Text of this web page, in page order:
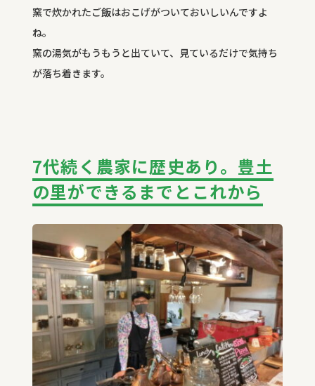
窯で炊かれたご飯はおこげがついておいしいんですよ
ね。
窯の湯気がもうもうと出ていて、見ているだけで気持ち
が落ち着きます。
7代続く農家に歴史あり。豊土
の里ができるまでとこれから